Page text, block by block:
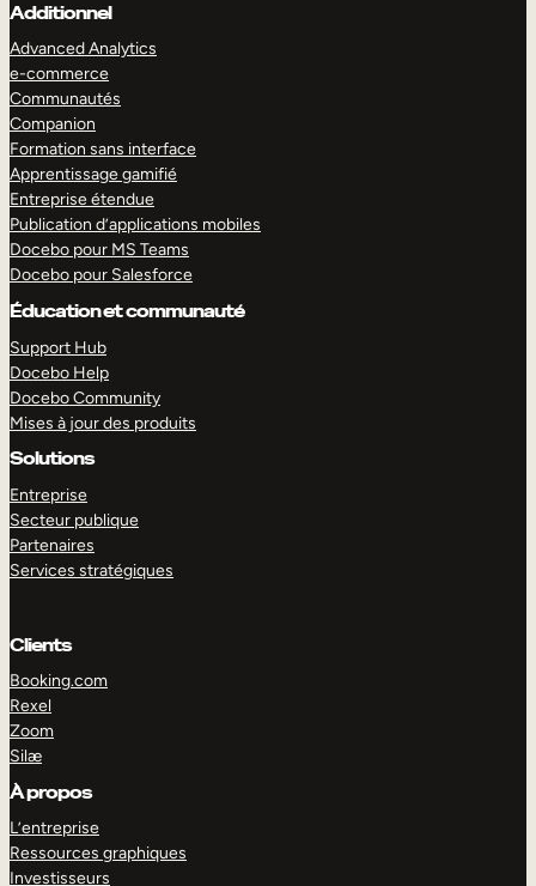
Additionnel
Advanced Analytics
e-commerce
Communautés
Companion
Formation sans interface
Apprentissage gamifié
Entreprise étendue
Publication d’applications mobiles
Docebo pour MS Teams
Docebo pour Salesforce
Éducation et communauté
Support Hub
Docebo Help
Docebo Community
Mises à jour des produits
Solutions
Entreprise
Secteur publique
Partenaires
Services stratégiques
Clients
Booking.com
Rexel
Zoom
Silæ
À propos
L’entreprise
Ressources graphiques
Investisseurs